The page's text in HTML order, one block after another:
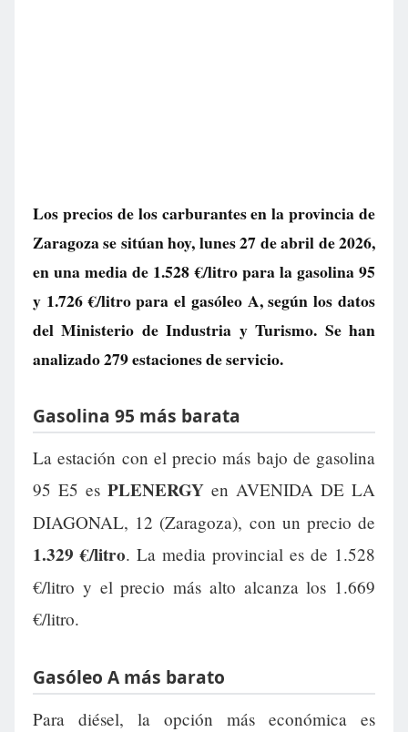
Los precios de los carburantes en la provincia de
Zaragoza se sitúan hoy, lunes 27 de abril de 2026,
en una media de 1.528 €/litropara la gasolina 95
y 1.726 €/litropara el gasóleo A, según los datos
del Ministerio de Industria y Turismo. Se han
analizado 279 estaciones de servicio.
Gasolina 95 más barata
La estación con el precio más bajo de gasolina
95 E5 es PLENERGY en AVENIDA DE LA
DIAGONAL, 12 (Zaragoza), con un precio de
1.329 €/litro. La media provincial es de 1.528
€/litro y el precio más alto alcanza los 1.669
€/litro.
Gasóleo A más barato
Para diésel, la opción más económica es